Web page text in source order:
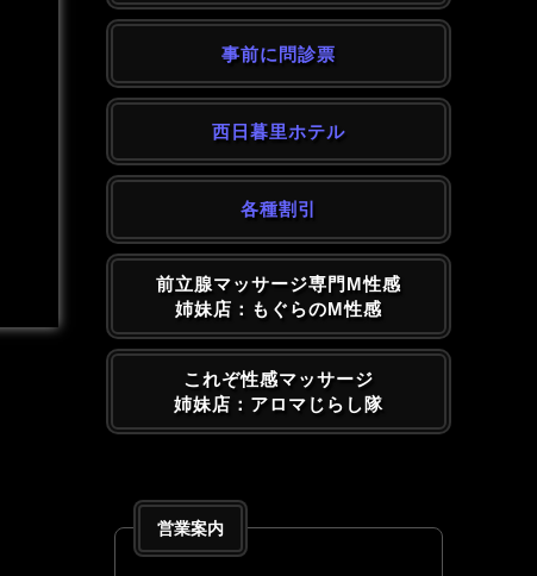
事前に問診票
西日暮里ホテル
各種割引
前立腺マッサージ専門M性感
姉妹店：もぐらのM性感
これぞ性感マッサージ
姉妹店：アロマじらし隊
営業案内